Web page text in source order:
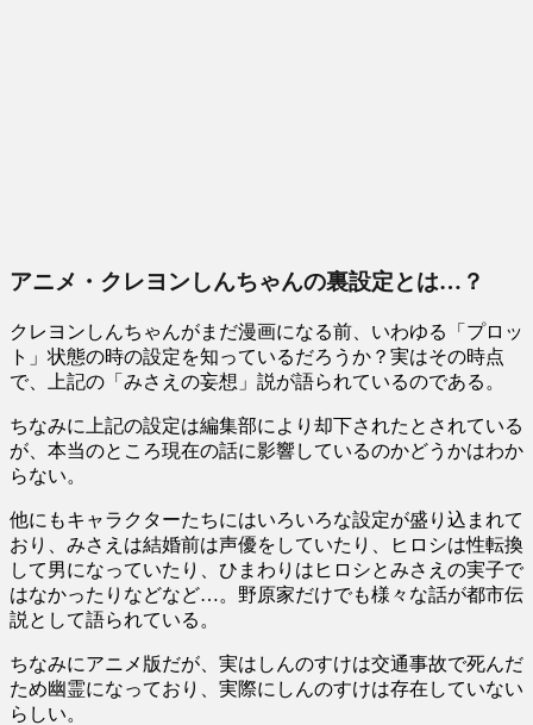
アニメ・クレヨンしんちゃんの裏設定とは…？
クレヨンしんちゃんがまだ漫画になる前、いわゆる「プロッ
ト」状態の時の設定を知っているだろうか？実はその時点
で、上記の「みさえの妄想」説が語られているのである。
ちなみに上記の設定は編集部により却下されたとされている
が、本当のところ現在の話に影響しているのかどうかはわか
らない。
他にもキャラクターたちにはいろいろな設定が盛り込まれて
おり、みさえは結婚前は声優をしていたり、ヒロシは性転換
して男になっていたり、ひまわりはヒロシとみさえの実子で
はなかったりなどなど…。野原家だけでも様々な話が都市伝
説として語られている。
ちなみにアニメ版だが、実はしんのすけは交通事故で死んだ
ため幽霊になっており、実際にしんのすけは存在していない
らしい。